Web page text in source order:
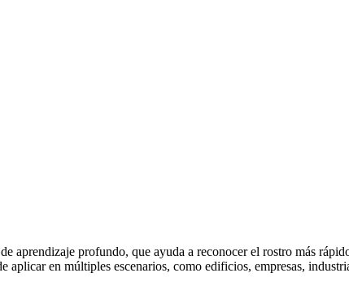
aprendizaje profundo, que ayuda a reconocer el rostro más
en múltiples escenarios, como edificios, empresas,